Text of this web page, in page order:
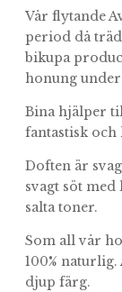
Vår flytande
period då
bikupa
honung
Bina hjälper
fantastisk och
Doften är
svagt söt
salta toner.
Som all vår
100%
djup färg.